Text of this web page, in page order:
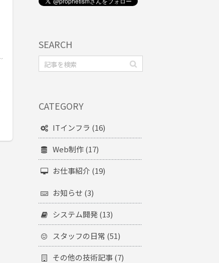
SEARCH
CATEGORY
ITインフラ (16)
Web制作 (17)
お仕事紹介 (19)
お知らせ (3)
システム開発 (13)
スタッフの日常 (51)
その他の技術記事 (7)